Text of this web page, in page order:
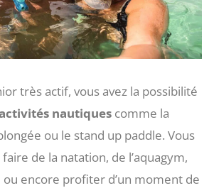
très actif, vous avez la possibilité
nautiques comme la
ou le stand up paddle. Vous
de la natation, de l’aquagym,
ou encore profiter d’un moment de